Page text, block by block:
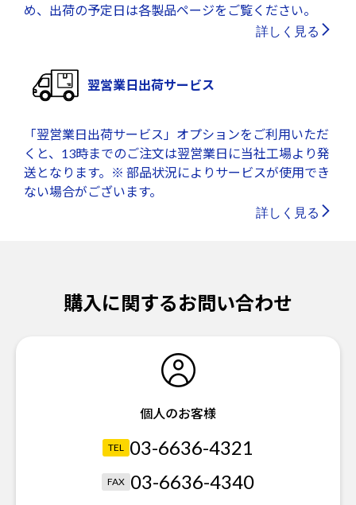
め、出荷の予定日は各製品ページをご覧ください。
詳しく見る
翌営業日出荷サービス
「翌営業日出荷サービス」オプションをご利用いただ
くと、13時までのご注文は翌営業日に当社工場より発
送となります。※ 部品状況によりサービスが使用でき
ない場合がございます。
詳しく見る
購入に関するお問い合わせ
個人のお客様
TEL 03-6636-4321
FAX 03-6636-4340